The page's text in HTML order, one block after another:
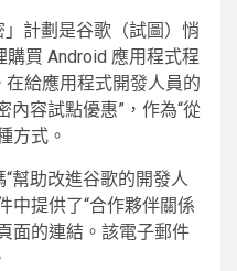
計劃是谷歌（試圖）悄
買 Android 應用程式程
給應用程式開發人員的
內容試點優惠”，作為“從
方式。
幫助改進谷歌的開發人
中提供了“合作夥伴關係
面的連結。該電子郵件